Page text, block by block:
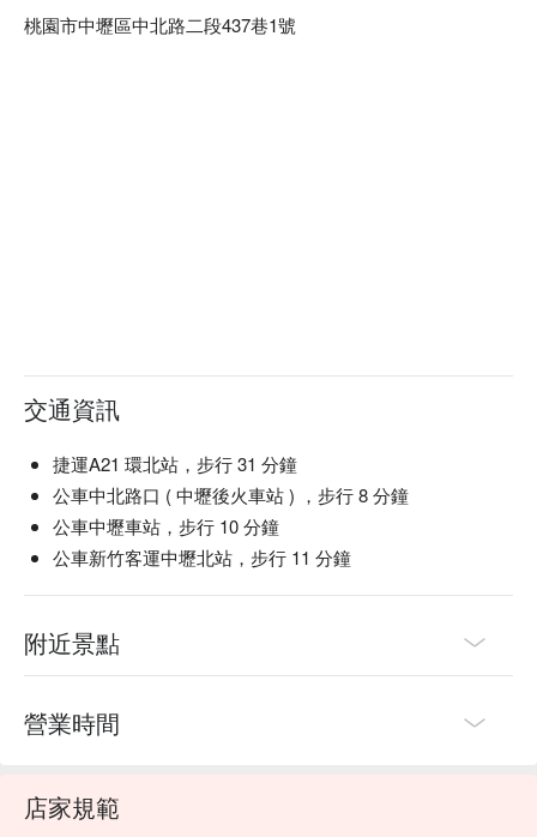
桃園市中壢區中北路二段437巷1號
交通資訊
捷運A21 環北站，步行 31 分鐘
公車中北路口 ( 中壢後火車站 ) ，步行 8 分鐘
公車中壢車站，步行 10 分鐘
公車新竹客運中壢北站，步行 11 分鐘
附近景點
營業時間
店家規範